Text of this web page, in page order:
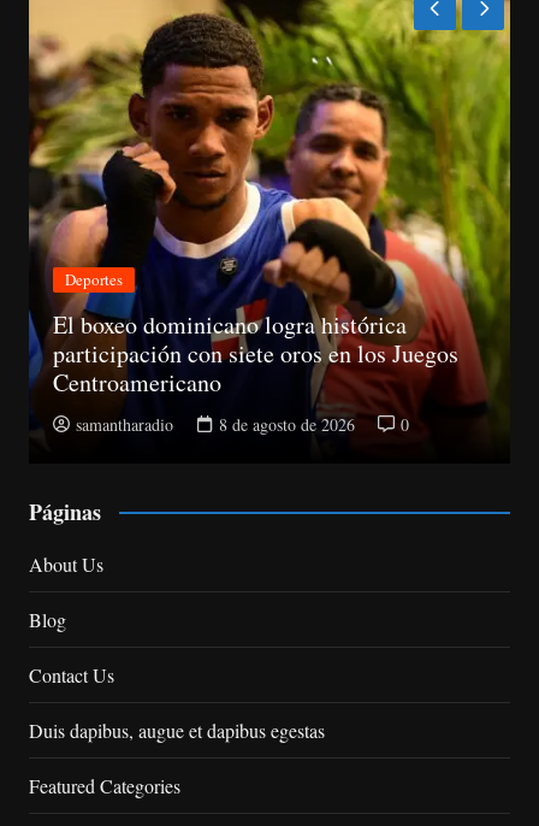
dominicano logra histórica
con siete oros en los Juegos
8 de agosto de 2026 0
Nacionales
CNM
la
Páginas
About Us
Blog
Contact Us
Duis dapibus, augue et dapibus egestas
Featured Categories